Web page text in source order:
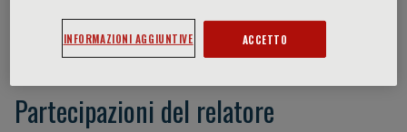
Antonio Montes
Partecipazioni del relatore
INFORMAZIONI AGGIUNTIVE ACCETTO